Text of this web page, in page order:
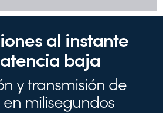
al instante
baja
y transmisión de
en milisegundos